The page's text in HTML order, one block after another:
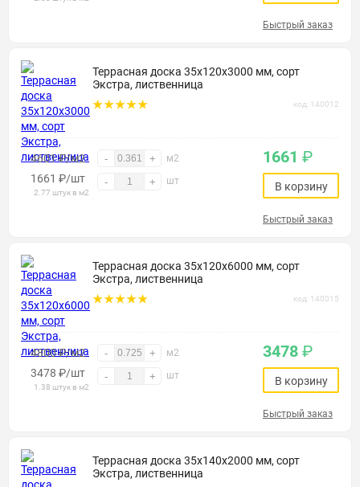
Быстрый заказ
Террасная доска 35х120х3000 мм, сорт
Экстра, лиственница
код: 140012
4601 ₽/м2 - + м2
1661 ₽/шт
2.77 штук в м2
- + шт
1661 ₽
В корзину
Быстрый заказ
Террасная доска 35х120х6000 мм, сорт
Экстра, лиственница
код: 140015
4800 ₽/м2 - + м2
3478 ₽/шт
1.38 штук в м2
- + шт
3478 ₽
В корзину
Быстрый заказ
Террасная доска 35х140х2000 мм, сорт
Экстра, лиственница